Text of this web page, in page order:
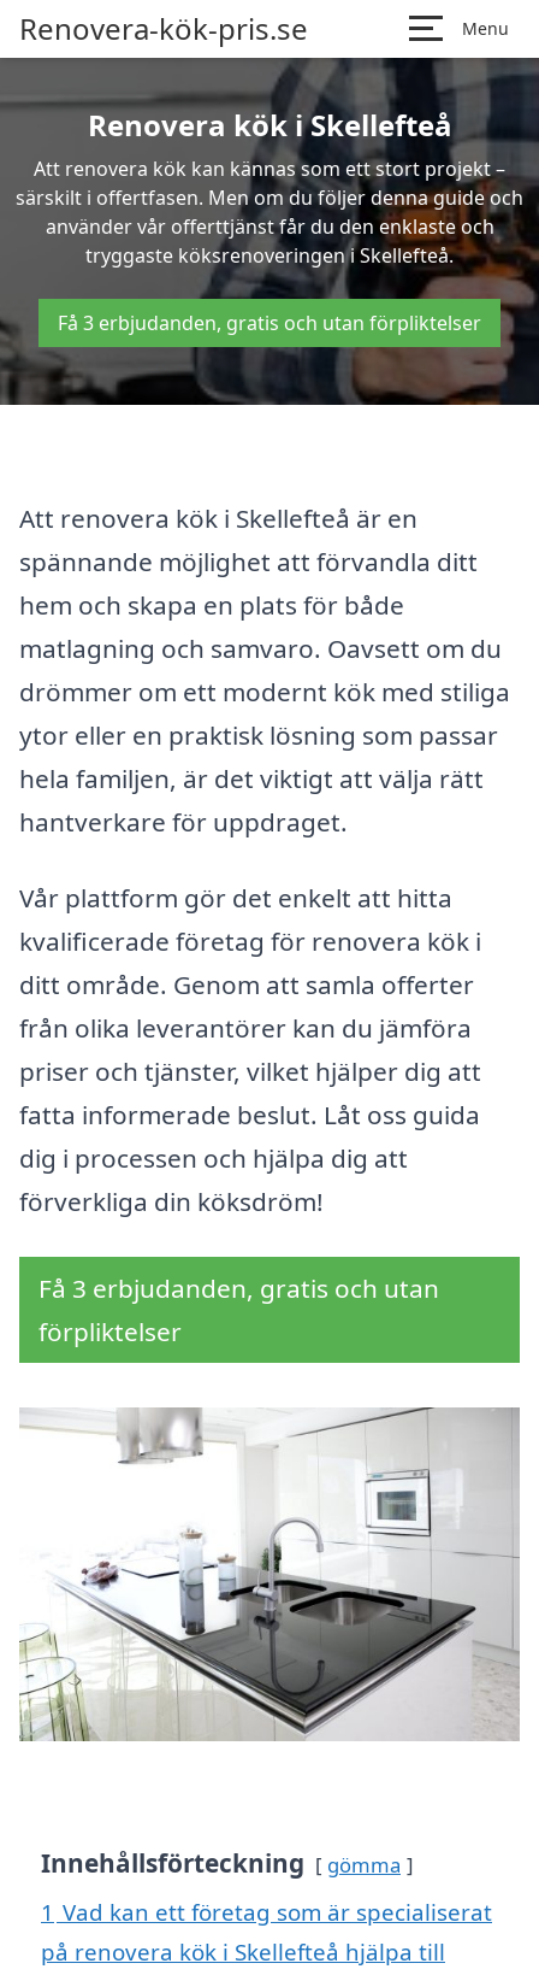
Renovera-kök-pris.se Menu
Renovera kök i Skellefteå
Att renovera kök kan kännas som ett stort projekt –
särskilt i offertfasen. Men om du följer denna guide och
använder vår offerttjänst får du den enklaste och
tryggaste köksrenoveringen i Skellefteå.
Få 3 erbjudanden, gratis och utan förpliktelser
Att renovera kök i Skellefteå är en
spännande möjlighet att förvandla ditt
hem och skapa en plats för både
matlagning och samvaro. Oavsett om du
drömmer om ett modernt kök med stiliga
ytor eller en praktisk lösning som passar
hela familjen, är det viktigt att välja rätt
hantverkare för uppdraget.
Vår plattform gör det enkelt att hitta
kvalificerade företag för renovera kök i
ditt område. Genom att samla offerter
från olika leverantörer kan du jämföra
priser och tjänster, vilket hjälper dig att
fatta informerade beslut. Låt oss guida
dig i processen och hjälpa dig att
förverkliga din köksdröm!
Få 3 erbjudanden, gratis och utan
förpliktelser
Innehållsförteckning gömma
1 Vad kan ett företag som är specialiserat
på renovera kök i Skellefteå hjälpa till